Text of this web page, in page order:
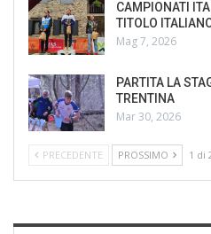
CAMPIONATI
TITOLO
Mag 7, 2026
PARTITA LA
TRENTINA
Mar 30, 2026
PRECEDENTE PROSSIMO 1 di